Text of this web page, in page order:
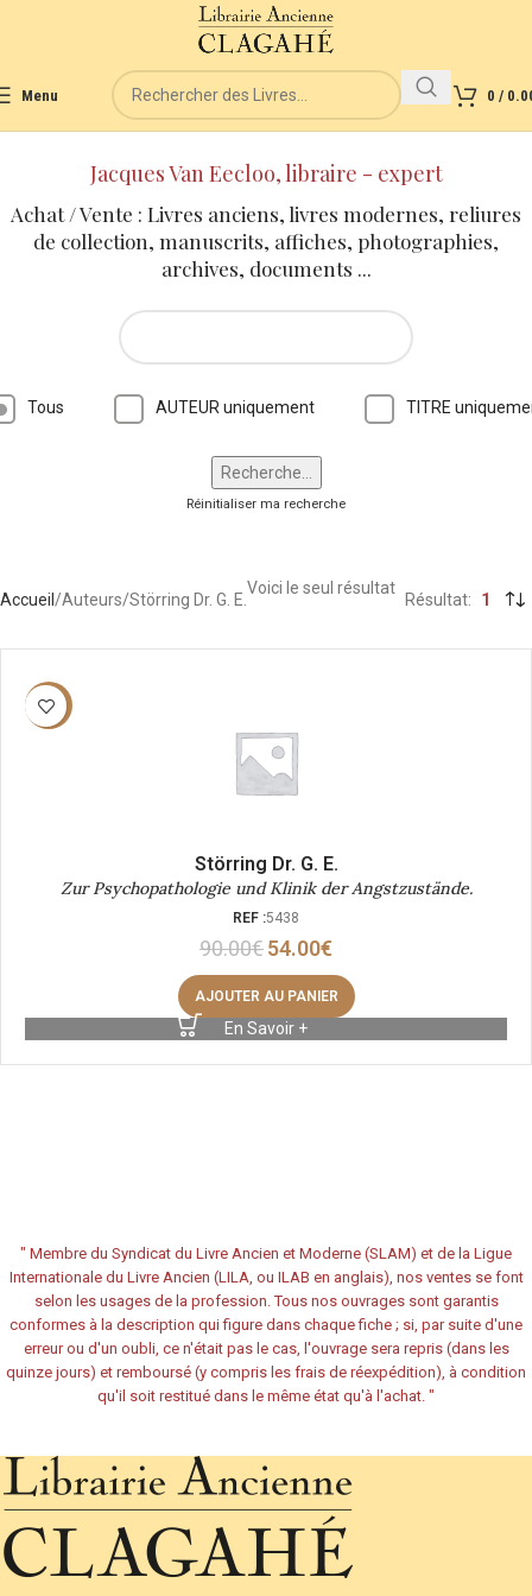
Menu 0 /
Jacques Van Eecloo, libraire - expert
Achat / Vente : Livres anciens, livres modernes, reliures
de collection, manuscrits, affiches, photographies,
archives, documents ...
Tous AUTEUR uniquement TITRE
Réinitialiser ma recherche
Accueil Auteurs Störring Dr. G. E.
Voici le seul résultat
Résultat 1
-40%
Störring Dr. G. E.
Zur Psychopathologie und Klinik der Angstzustände.
REF :5438
90.00€54.00€
AJOUTER AU PANIER
En Savoir +
" Membre du Syndicat du Livre Ancien et Moderne (SLAM) et de la Ligue
Internationale du Livre Ancien (LILA, ou ILAB en anglais), nos ventes se font
selon les usages de la profession. Tous nos ouvrages sont garantis
conformes à la description qui figure dans chaque fiche ; si, par suite d'une
erreur ou d'un oubli, ce n'était pas le cas, l'ouvrage sera repris (dans les
quinze jours) et remboursé (y compris les frais de réexpédition), à condition
qu'il soit restitué dans le même état qu'à l'achat. "